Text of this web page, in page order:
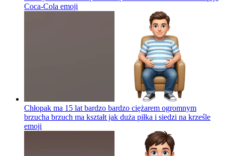
Coca-Cola emoji
Chłopak ma 15 lat bardzo bardzo ciężarem ogromnym
brzucha brzuch ma kształt jak duża piłka i siedzi na krześle
emoji